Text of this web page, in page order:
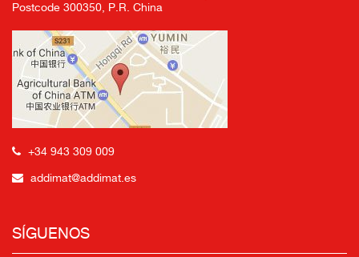
Postcode 300350, P.R. China
+34 943 309 009
addimat@addimat.es
SÍGUENOS